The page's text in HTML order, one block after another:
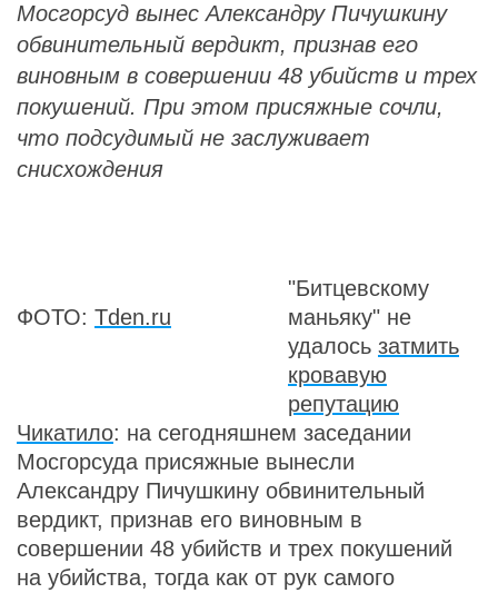
Мосгорсуд вынес Александру Пичушкину
обвинительный вердикт, признав его
виновным в совершении 48 убийств и трех
покушений. При этом присяжные сочли,
что подсудимый не заслуживает
снисхождения
ФОТО: Tden.ru
"Битцевскому
маньяку" не
удалось затмить
кровавую
репутацию
Чикатило: на сегодняшнем заседании
Мосгорсуда присяжные вынесли
Александру Пичушкину обвинительный
вердикт, признав его виновным в
совершении 48 убийств и трех покушений
на убийства, тогда как от рук самого